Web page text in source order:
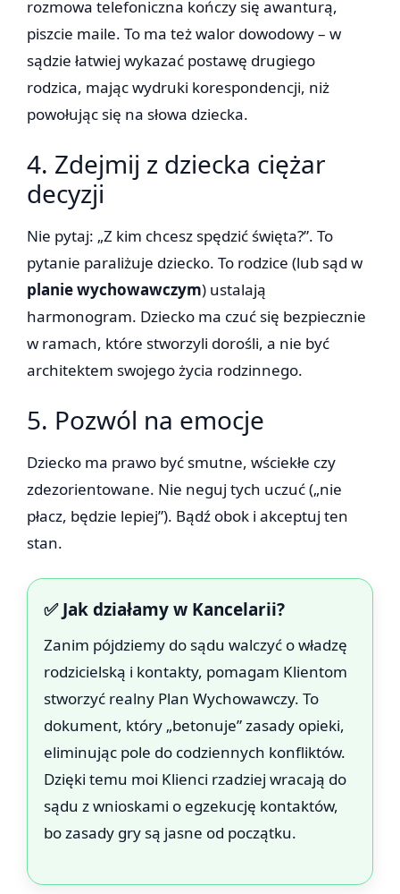
rozmowa telefoniczna kończy się awanturą,
piszcie maile. To ma też walor dowodowy – w
sądzie łatwiej wykazać postawę drugiego
rodzica, mając wydruki korespondencji, niż
powołując się na słowa dziecka.
4. Zdejmij z dziecka ciężar
decyzji
Nie pytaj: „Z kim chcesz spędzić święta?”. To
pytanie paraliżuje dziecko. To rodzice (lub sąd w
planie wychowawczym) ustalają
harmonogram. Dziecko ma czuć się bezpiecznie
w ramach, które stworzyli dorośli, a nie być
architektem swojego życia rodzinnego.
5. Pozwól na emocje
Dziecko ma prawo być smutne, wściekłe czy
zdezorientowane. Nie neguj tych uczuć („nie
płacz, będzie lepiej”). Bądź obok i akceptuj ten
stan.
✅ Jak działamy w Kancelarii?
Zanim pójdziemy do sądu walczyć o władzę
rodzicielską i kontakty, pomagam Klientom
stworzyć realny Plan Wychowawczy. To
dokument, który „betonuje” zasady opieki,
eliminując pole do codziennych konfliktów.
Dzięki temu moi Klienci rzadziej wracają do
sądu z wnioskami o egzekucję kontaktów,
bo zasady gry są jasne od początku.